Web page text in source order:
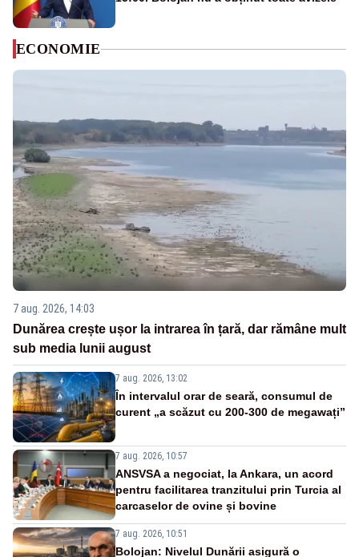
ECONOMIE
7 aug. 2026, 14:03
Dunărea crește ușor la intrarea în țară, dar rămâne mult
sub media lunii august
7 aug. 2026, 13:02
În intervalul orar de seară, consumul de
curent „a scăzut cu 200-300 de megawați”
7 aug. 2026, 10:57
ANSVSA a negociat, la Ankara, un acord
pentru facilitarea tranzitului prin Turcia al
carcaselor de ovine și bovine
7 aug. 2026, 10:51
Bolojan: Nivelul Dunării asigură o